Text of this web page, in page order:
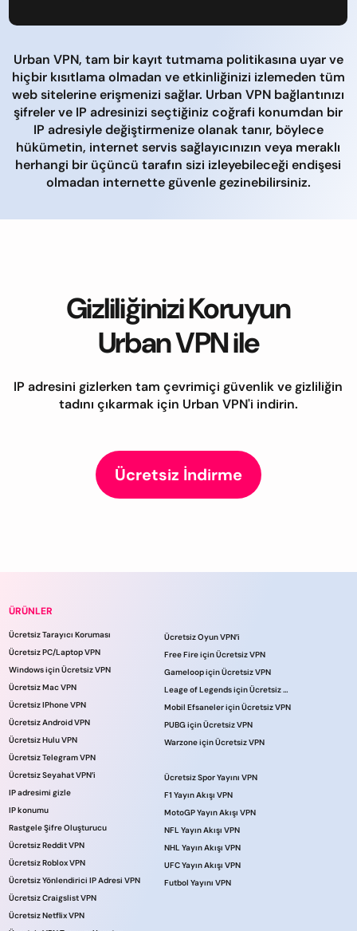
Urban VPN, tam bir kayıt tutmama politikasına uyar ve
hiçbir kısıtlama olmadan ve etkinliğinizi izlemeden tüm
web sitelerine erişmenizi sağlar. Urban VPN bağlantınızı
şifreler ve IP adresinizi seçtiğiniz coğrafi konumdan bir
IP adresiyle değiştirmenize olanak tanır, böylece
hükümetin, internet servis sağlayıcınızın veya meraklı
herhangi bir üçüncü tarafın sizi izleyebileceği endişesi
olmadan internette güvenle gezinebilirsiniz.
Gizliliğinizi Koruyun
Urban VPN ile
IP adresini gizlerken tam çevrimiçi güvenlik ve gizliliğin
tadını çıkarmak için Urban VPN'i indirin.
Ücretsiz İndirme
ÜRÜNLER
Ücretsiz Tarayıcı Koruması
Ücretsiz PC/Laptop VPN
Windows için Ücretsiz VPN
Ücretsiz Mac VPN
Ücretsiz IPhone VPN
Ücretsiz Android VPN
Ücretsiz Hulu VPN
Ücretsiz Telegram VPN
Ücretsiz Seyahat VPN’i
IP adresimi gizle
IP konumu
Rastgele Şifre Oluşturucu
Ücretsiz Reddit VPN
Ücretsiz Roblox VPN
Ücretsiz Yönlendirici IP Adresi VPN
Ücretsiz Craigslist VPN
Ücretsiz Netflix VPN
Ücretsiz Oyun VPN’i
Free Fire için Ücretsiz VPN
Gameloop için Ücretsiz VPN
Leage of Legends için Ücretsiz VPN
Mobil Efsaneler için Ücretsiz VPN
PUBG için Ücretsiz VPN
Warzone için Ücretsiz VPN
Ücretsiz Spor Yayını VPN
F1 Yayın Akışı VPN
MotoGP Yayın Akışı VPN
NFL Yayın Akışı VPN
NHL Yayın Akışı VPN
UFC Yayın Akışı VPN
Futbol Yayını VPN